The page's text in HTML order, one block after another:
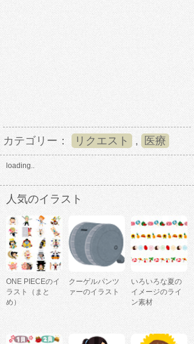
カテゴリー： リクエスト , 医療
loading..
人気のイラスト
ONE PIECEのイ
ラスト（まと
め）
クーゲルパンツ
ァーのイラスト
いろいろな夏の
イメージのライ
ン素材